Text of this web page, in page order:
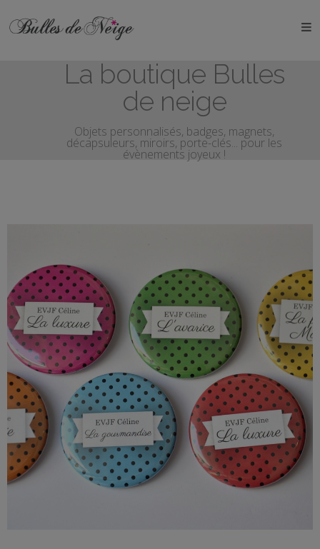
La boutique Bulles
de neige
Objets personnalisés, badges, magnets,
décapsuleurs, miroirs, porte-clés... pour les
évènements joyeux !
ÉVÉNEMENTS
Anniversaires
Communions
Naissances
OBJETS
BOUTIQUE
Objets
personnalisés
Annonce
Grossesse